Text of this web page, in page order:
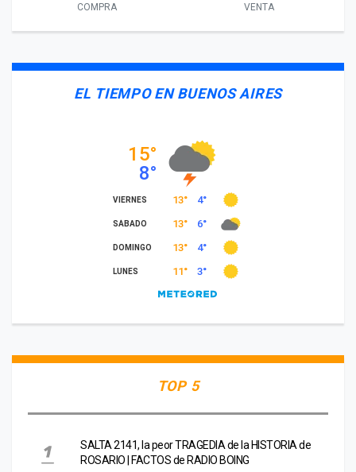
COMPRA VENTA
EL TIEMPO EN BUENOS AIRES
TOP 5
SALTA 2141, la peor TRAGEDIA de la HISTORIA de
ROSARIO | FACTOS de RADIO BOING